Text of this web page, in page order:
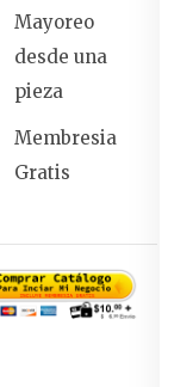
Mayoreo
desde una
pieza
Membresia
Gratis